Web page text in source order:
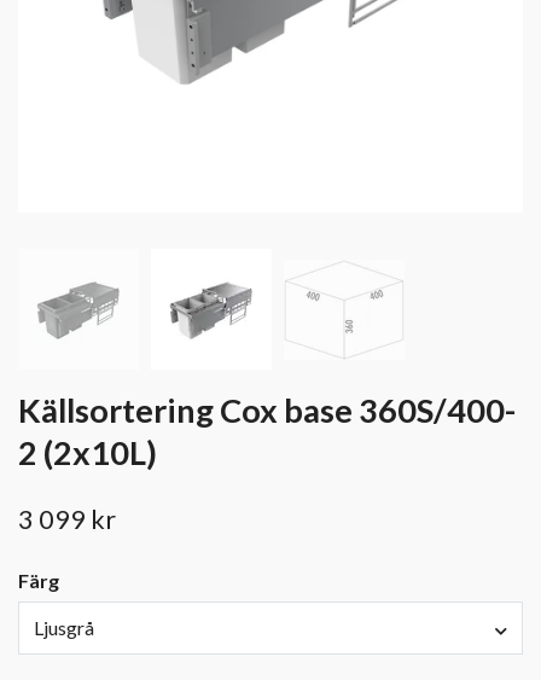
Källsortering Cox base 360S/400-
2 (2x10L)
3 099 kr
Färg
Ljusgrå